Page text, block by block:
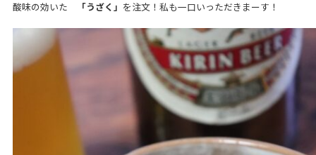
酸味の効いた 「うざく」 を注文！私も一口いっただきまーす！